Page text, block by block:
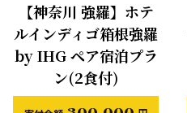
【神奈川 強羅】ホテ
ルインディゴ箱根強羅
by IHG ペア宿泊プラ
ン(2食付)